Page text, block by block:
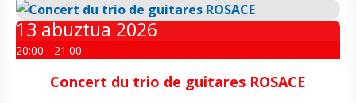
13abuztua2026
20:00 - 21:00
Concert du trio de guitares ROSACE